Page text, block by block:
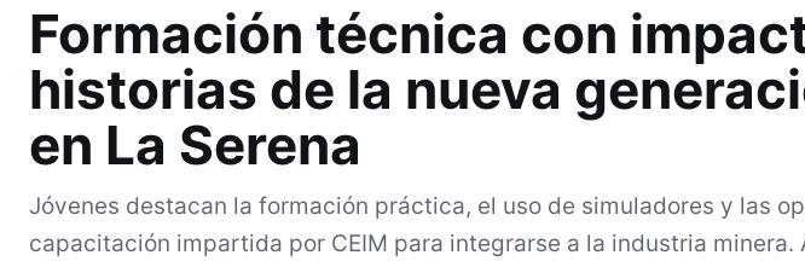
Formación técnica con
historias de la nueva
en La Serena
Jóvenes destacan la formación práctica, el uso de simuladores y las
capacitación impartida por CEIM para integrarse a la industria minera.